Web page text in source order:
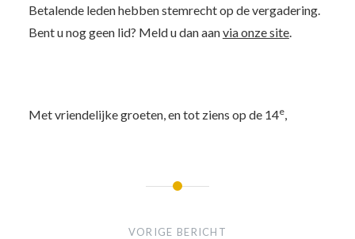
Betalende leden hebben stemrecht op de vergadering.
Bent u nog geen lid? Meld u dan aanvia onze site.
Met vriendelijke groeten, en tot ziens op de 14e,
VORIGE BERICHT